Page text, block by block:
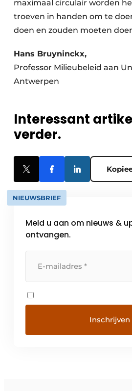
maximaal circulair worden
troeven in handen om te
doen en zouden moeten
Hans Bruyninckx,
Professor Milieubeleid aan
Antwerpen
Interessant
verder.
NIEUWSBRIEF
Meld u aan om nieuws &
ontvangen.